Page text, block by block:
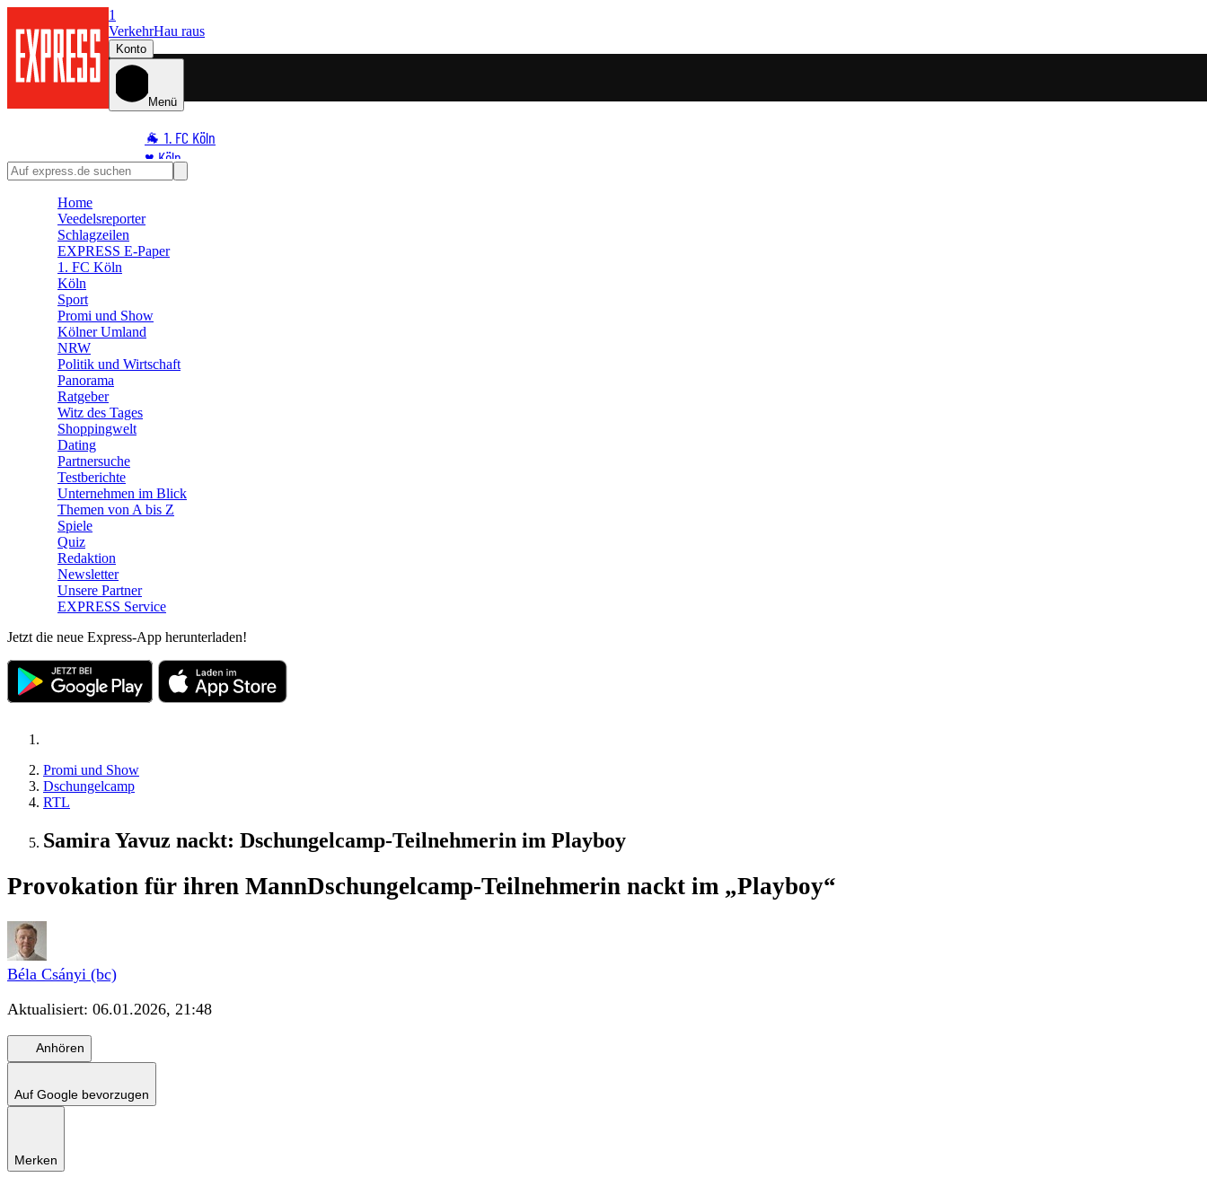
1
VerkehrHau raus
Konto
Menü
🐐 1. FC Köln
♥️ Köln
⭐ Promi
🛒 Shoppingwelt
🧩 Spiele
Home
Veedelsreporter
Schlagzeilen
EXPRESS E-Paper
1. FC Köln
Köln
Sport
Promi und Show
Kölner Umland
NRW
Politik und Wirtschaft
Panorama
Ratgeber
Witz des Tages
Shoppingwelt
Dating
Partnersuche
Testberichte
Unternehmen im Blick
Themen von A bis Z
Spiele
Quiz
Redaktion
Newsletter
Unsere Partner
EXPRESS Service
Jetzt die neue Express-App herunterladen!
Promi und Show
Dschungelcamp
RTL
Samira Yavuz nackt: Dschungelcamp-Teilnehmerin im Playboy
Provokation für ihren MannDschungelcamp-Teilnehmerin nackt im „Playboy“
Béla Csányi (bc)
Aktualisiert: 06.01.2026, 21:48
Anhören
Auf Google bevorzugen
Merken